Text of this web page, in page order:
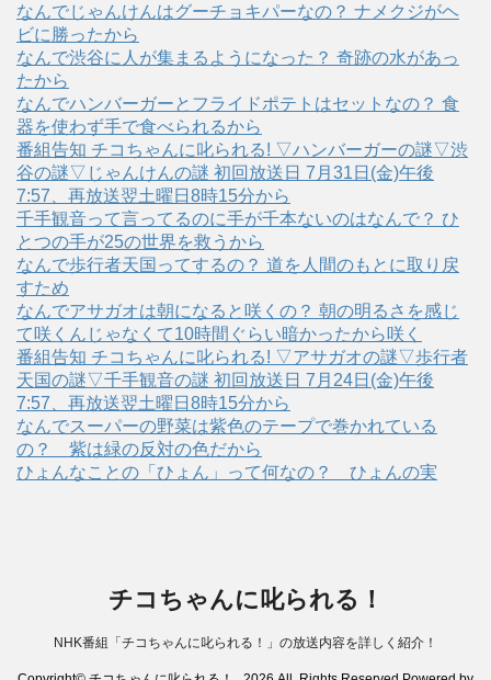
なんでじゃんけんはグーチョキパーなの？ ナメクジがヘ
ビに勝ったから
なんで渋谷に人が集まるようになった？ 奇跡の水があっ
たから
なんでハンバーガーとフライドポテトはセットなの？ 食
器を使わず手で食べられるから
番組告知 チコちゃんに叱られる! ▽ハンバーガーの謎▽渋
谷の謎▽じゃんけんの謎 初回放送日 7月31日(金)午後
7:57、再放送翌土曜日8時15分から
千手観音って言ってるのに手が千本ないのはなんで？ ひ
とつの手が25の世界を救うから
なんで歩行者天国ってするの？ 道を人間のもとに取り戻
すため
なんでアサガオは朝になると咲くの？ 朝の明るさを感じ
て咲くんじゃなくて10時間ぐらい暗かったから咲く
番組告知 チコちゃんに叱られる! ▽アサガオの謎▽歩行者
天国の謎▽千手観音の謎 初回放送日 7月24日(金)午後
7:57、再放送翌土曜日8時15分から
なんでスーパーの野菜は紫色のテープで巻かれている
の？ 紫は緑の反対の色だから
ひょんなことの「ひょん」って何なの？ ひょんの実
チコちゃんに叱られる！
NHK番組「チコちゃんに叱られる！」の放送内容を詳しく紹介！